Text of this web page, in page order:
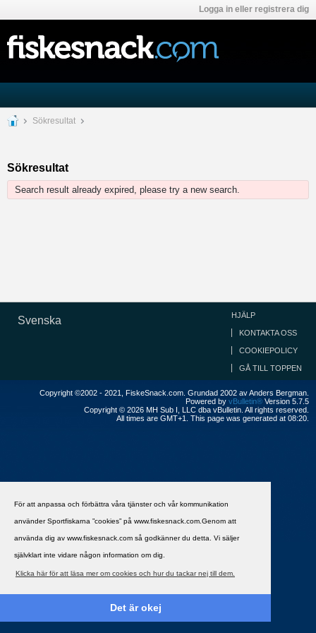
För att anpassa och förbättra våra tjänster och vår kommunikation
använder Sportfiskarna ”cookies” på www.fiskesnack.com.Genom att
använda dig av www.fiskesnack.com så godkänner du detta. Vi säljer
självklart inte vidare någon information om dig.
Klicka här för att läsa mer om cookies och hur du tackar nej till dem.
Det är okej
Logga in eller registrera dig
Sökresultat
Sökresultat
Search result already expired, please try a new search.
Svenska HJÄLP
KONTAKTA OSS
COOKIEPOLICY
GÅ TILL TOPPEN
Copyright ©2002 - 2021, FiskeSnack.com. Grundad 2002 av Anders Bergman.
Powered by vBulletin® Version 5.7.5
Copyright © 2026 MH Sub I, LLC dba vBulletin. All rights reserved.
All times are GMT+1. This page was generated at 08:20.